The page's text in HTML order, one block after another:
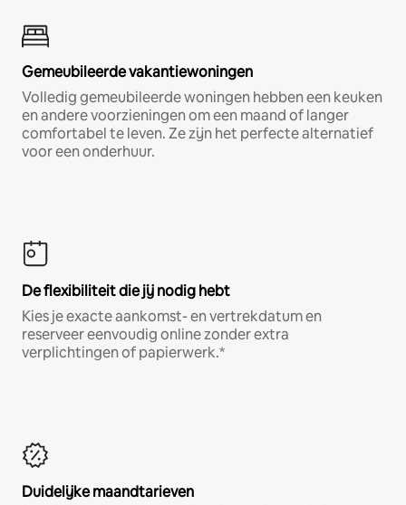
Gemeubileerde vakantiewoningen
Volledig gemeubileerde woningen hebben een keuken
en andere voorzieningen om een maand of langer
comfortabel te leven. Ze zijn het perfecte alternatief
voor een onderhuur.
De flexibiliteit die jij nodig hebt
Kies je exacte aankomst- en vertrekdatum en
reserveer eenvoudig online zonder extra
verplichtingen of papierwerk.*
Duidelijke maandtarieven